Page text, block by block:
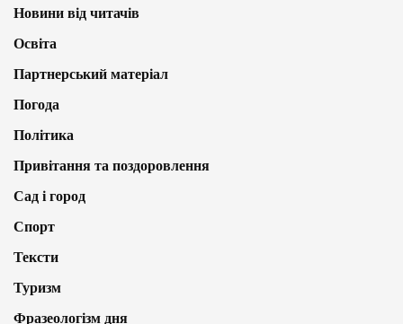
Новини від читачів
Освіта
Партнерський матеріал
Погода
Політика
Привітання та поздоровлення
Сад і город
Спорт
Тексти
Туризм
Фразеологізм дня